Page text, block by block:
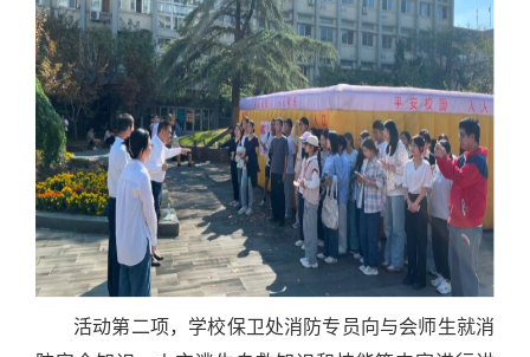
活动第二项，学校保卫处消防专员向与会师生就消